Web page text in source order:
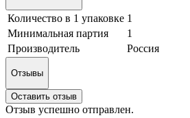
Количество в 1 упаковке 1
Минимальная партия
1
Производитель
Россия
Отзывы
Оставить отзыв
Отзыв успешно отправлен.